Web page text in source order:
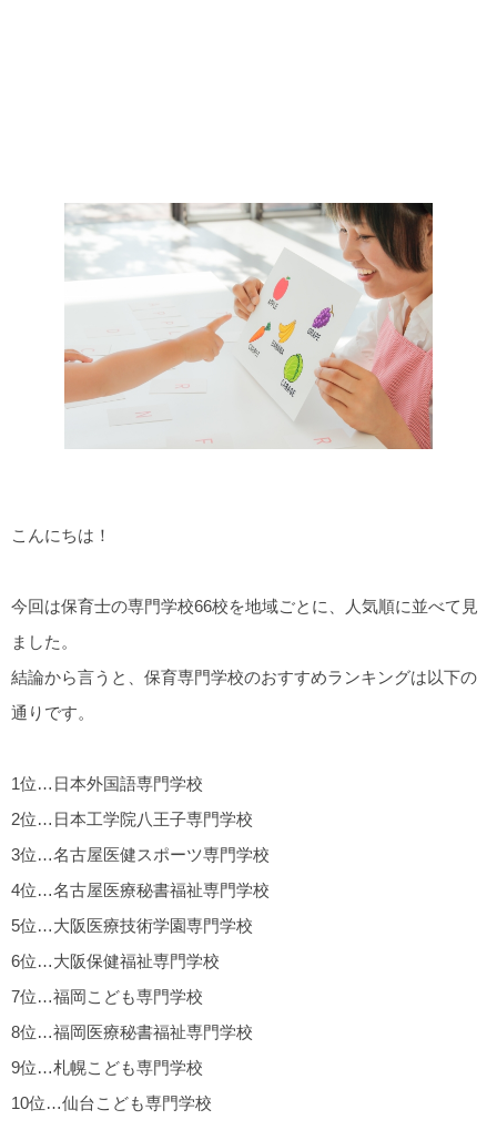
こんにちは！
今回は保育士の専門学校66校を地域ごとに、人気順に並べて見
ました。
結論から言うと、保育専門学校のおすすめランキングは以下の
通りです。
1位…日本外国語専門学校
2位…日本工学院八王子専門学校
3位…名古屋医健スポーツ専門学校
4位…名古屋医療秘書福祉専門学校
5位…大阪医療技術学園専門学校
6位…大阪保健福祉専門学校
7位…福岡こども専門学校
8位…福岡医療秘書福祉専門学校
9位…札幌こども専門学校
10位…仙台こども専門学校